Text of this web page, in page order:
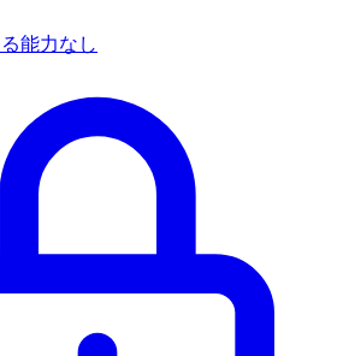
能力なし